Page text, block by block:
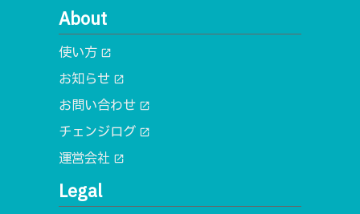
About
使い方 open_in_new
お知らせ open_in_new
お問い合わせ open_in_new
チェンジログ open_in_new
運営会社 open_in_new
Legal